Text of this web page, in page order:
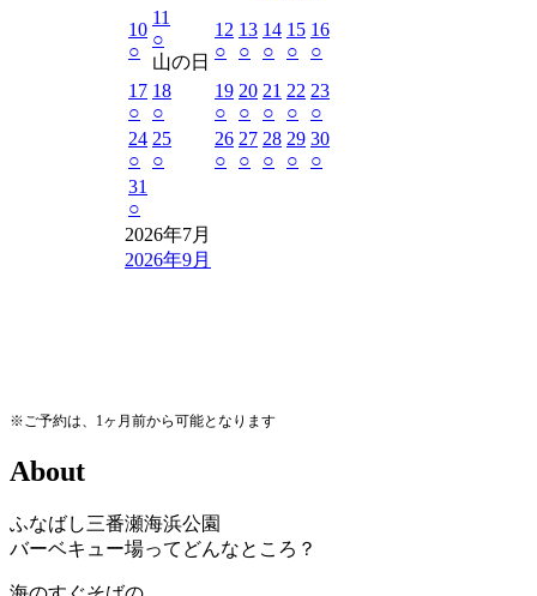
10
○
11
○
山の日
12
○
13
○
14
○
15
○
16
○
17
○
18
○
19
○
20
○
21
○
22
○
23
○
24
○
25
○
26
○
27
○
28
○
29
○
30
○
31
○
2026年7月
2026年9月
※ご予約は、1ヶ月前から可能となります
About
ふなばし三番瀬海浜公園
バーベキュー場ってどんなところ？